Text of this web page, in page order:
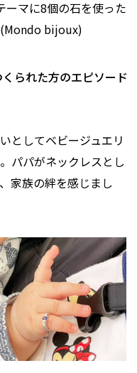
ーマに8個の石を使った
(Mondo bijoux)
られた方のエピソード
としてベビージュエリ
パパがネックレスとし
家族の絆を感じまし